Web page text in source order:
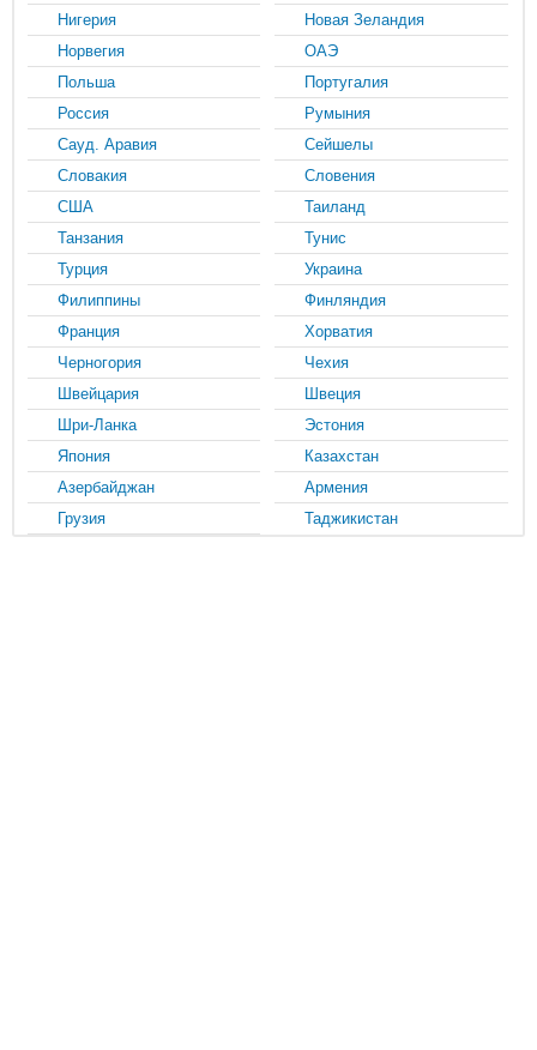
Нигерия
Новая Зеландия
Норвегия
ОАЭ
Польша
Португалия
Россия
Румыния
Сауд. Аравия
Сейшелы
Словакия
Словения
США
Таиланд
Танзания
Тунис
Турция
Украина
Филиппины
Финляндия
Франция
Хорватия
Черногория
Чехия
Швейцария
Швеция
Шри-Ланка
Эстония
Япония
Казахстан
Азербайджан
Армения
Грузия
Таджикистан